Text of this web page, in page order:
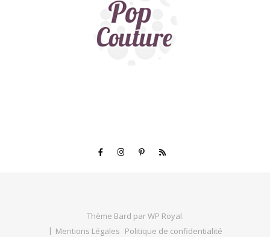
Thème Bard parWP Royal.
Mentions Légales Politique de confidentialité